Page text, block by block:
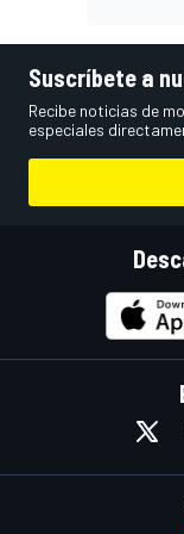
Suscríbete a
Recibe noticias de
especiales